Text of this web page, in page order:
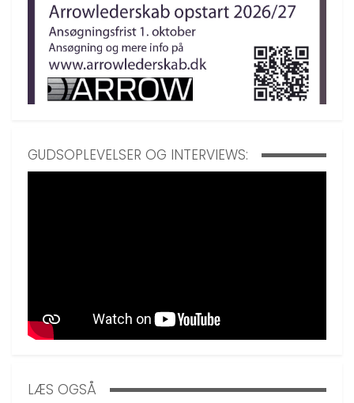
GUDSOPLEVELSER OG INTERVIEWS:
LÆS OGSÅ